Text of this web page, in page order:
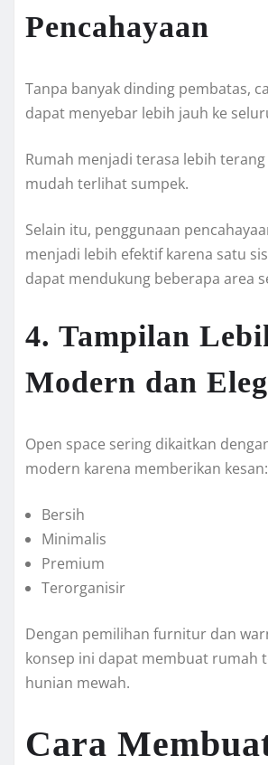
Pencahayaan
Tanpa banyak dinding pembatas,
dapat menyebar lebih jauh ke
Rumah menjadi terasa lebih
mudah terlihat sumpek.
Selain itu, penggunaan
menjadi lebih efektif karena satu
dapat mendukung beberapa area
4. Tampilan
Modern dan
Open space sering dikaitkan
modern karena memberikan kesan:
Bersih
Minimalis
Premium
Terorganisir
Dengan pemilihan furnitur dan
konsep ini dapat membuat rumah
hunian mewah.
Cara